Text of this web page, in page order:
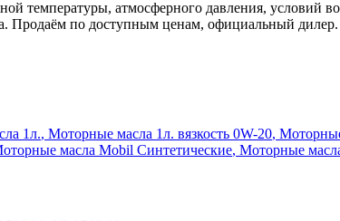
температуры, атмосферного давления, условий
Продаём по доступным ценам, официальный дилер.
1л., Моторные масла 1л. вязкость 0W-20,
масла Mobil Синтетические, Моторные